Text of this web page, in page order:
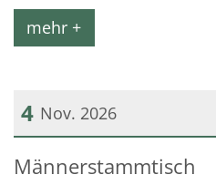
mehr +
4 Nov. 2026
Datum: 4. November 2026
Männerstammtisch